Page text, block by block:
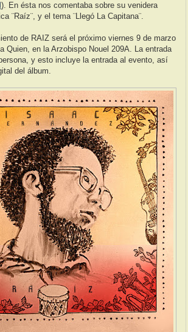
). En ésta nos comentaba sobre su venidera
¨Raíz¨, y el tema ¨Llegó La Capitana¨.
de RAIZ será el próximo viernes 9 de marzo
Quien, en la Arzobispo Nouel 209A. La entrada
y esto incluye la entrada al evento, así
del álbum.